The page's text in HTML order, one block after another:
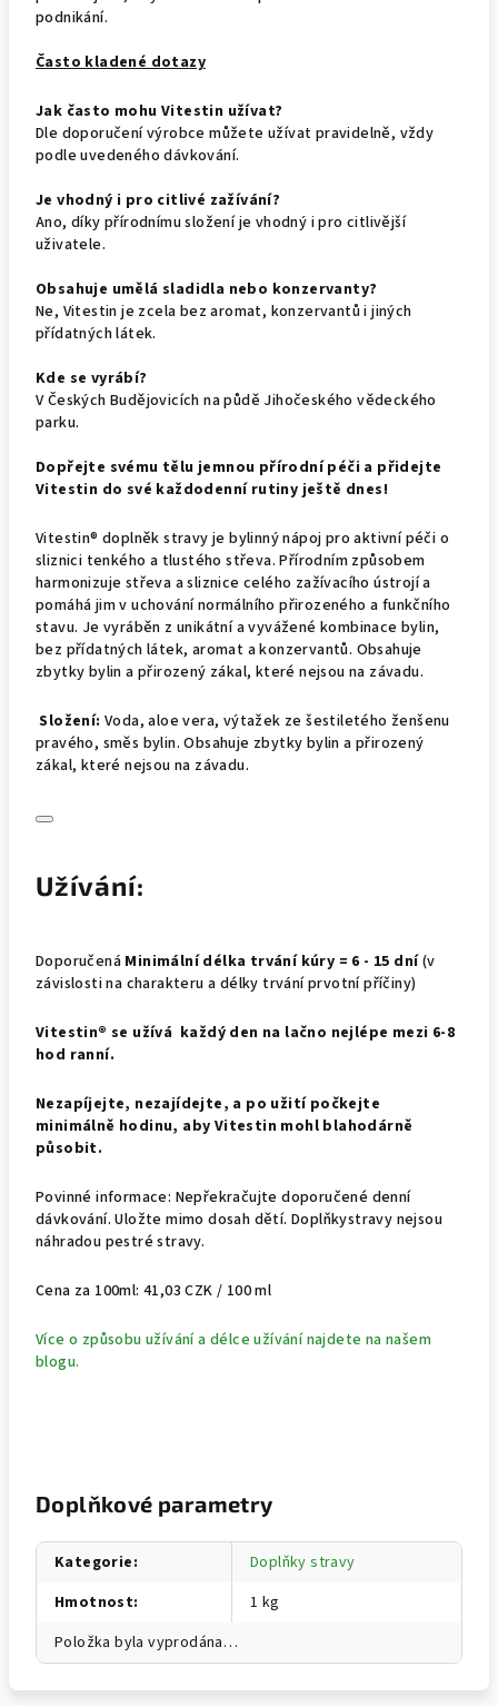
podnikání.
Často kladené dotazy
Jak často mohu Vitestin užívat?
Dle doporučení výrobce můžete užívat pravidelně, vždy
podle uvedeného dávkování.
Je vhodný i pro citlivé zažívání?
Ano, díky přírodnímu složení je vhodný i pro citlivější
uživatele.
Obsahuje umělá sladidla nebo konzervanty?
Ne, Vitestin je zcela bez aromat, konzervantů i jiných
přídatných látek.
Kde se vyrábí?
V Českých Budějovicích na půdě Jihočeského vědeckého
parku.
Dopřejte svému tělu jemnou přírodní péči a přidejte
Vitestin do své každodenní rutiny ještě dnes!
Vitestin® doplněk stravy je bylinný nápoj pro aktivní péči o
sliznici tenkého a tlustého střeva. Přírodním způsobem
harmonizuje střeva a sliznice celého zažívacího ústrojí a
pomáhá jim v uchování normálního přirozeného a funkčního
stavu. Je vyráběn z unikátní a vyvážené kombinace bylin,
bez přídatných látek, aromat a konzervantů. Obsahuje
zbytky bylin a přirozený zákal, které nejsou na závadu.
Složení: Voda, aloe vera, výtažek ze šestiletého ženšenu
pravého, směs bylin. Obsahuje zbytky bylin a přirozený
zákal, které nejsou na závadu.
Užívání:
Doporučená Minimální délka trvání kúry = 6 - 15 dní(v
závislosti na charakteru a délky trvání prvotní příčiny)
Vitestin® se užívá každý den na lačno nejlépe mezi 6-8
hod ranní.
Nezapíjejte, nezajídejte, a po užití počkejte
minimálně hodinu, aby Vitestin mohl blahodárně
působit.
Povinné informace: Nepřekračujte doporučené denní
dávkování. Uložte mimo dosah dětí. Doplňkystravy nejsou
náhradou pestré stravy.
Cena za 100ml:41,03 CZK / 100 ml
Více o způsobu užívání a délce užívání najdete na našem
blogu.
Doplňkové parametry
Kategorie:
Doplňky stravy
Hmotnost:
1 kg
Položka byla vyprodána…